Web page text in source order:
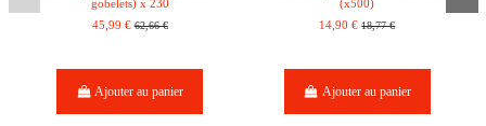
gobelets) x 230
45,99 €62,66 €
Ajouter au panier
(x500)
14,90 €18,77 €
Ajouter au panier